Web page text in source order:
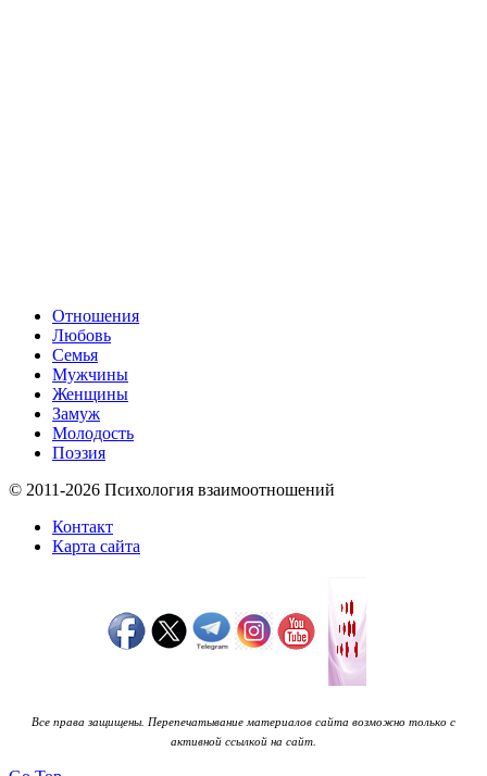
Отношения
Любовь
Семья
Мужчины
Женщины
Замуж
Молодость
Поэзия
© 2011-2026 Психология взаимоотношений
Контакт
Карта сайта
Все права защищены. Перепечатывание материалов сайта возможно только с
активной ссылкой на сайт.